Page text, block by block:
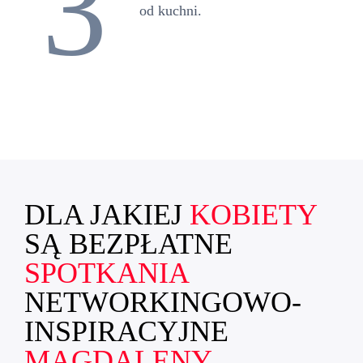
od kuchni.
DLA JAKIEJ KOBIETY
SĄ BEZPŁATNE
SPOTKANIA
NETWORKINGOWO-
INSPIRACYJNE